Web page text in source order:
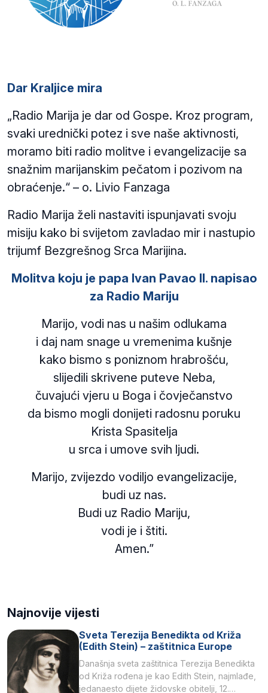
Dar Kraljice mira
„Radio Marija je dar od Gospe. Kroz program,
svaki urednički potez i sve naše aktivnosti,
moramo biti radio molitve i evangelizacije sa
snažnim marijanskim pečatom i pozivom na
obraćenje.“ – o. Livio Fanzaga
Radio Marija želi nastaviti ispunjavati svoju
misiju kako bi svijetom zavladao mir i nastupio
trijumf Bezgrešnog Srca Marijina.
Molitva koju je papa Ivan Pavao II. napisao
za Radio Mariju
Marijo, vodi nas u našim odlukama
i daj nam snage u vremenima kušnje
kako bismo s poniznom hrabrošću,
slijedili skrivene puteve Neba,
čuvajući vjeru u Boga i čovječanstvo
da bismo mogli donijeti radosnu poruku
Krista Spasitelja
u srca i umove svih ljudi.
Marijo, zvijezdo vodiljo evangelizacije,
budi uz nas.
Budi uz Radio Mariju,
vodi je i štiti.
Amen.”
Najnovije vijesti
Sveta Terezija Benedikta od Križa
(Edith Stein) – zaštitnica Europe
Današnja sveta zaštitnica Terezija Benedikta
od Križa rođena je kao Edith Stein, najmlađe,
jedanaesto dijete židovske obitelji, 12.